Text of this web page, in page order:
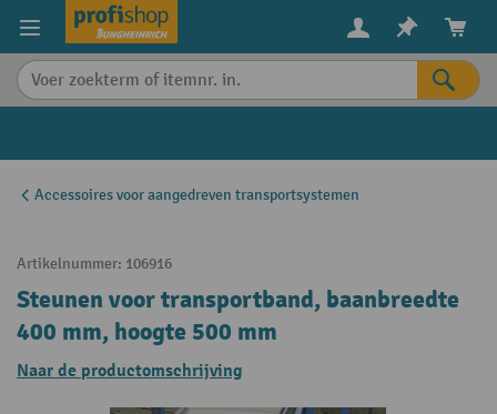
content
Accessoires voor aangedreven transportsystemen
Artikelnummer: 106916
Steunen voor transportband, baanbreedte
400 mm, hoogte 500 mm
Naar de productomschrijving